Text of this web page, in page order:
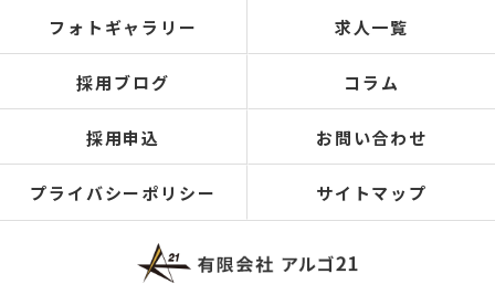
フォトギャラリー 求人一覧
採用ブログ コラム
採用申込 お問い合わせ
プライバシーポリシー サイトマップ